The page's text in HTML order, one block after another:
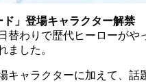
」登場キャラクター解禁
替わりで歴代ヒーローが
ました。
キャラクターに加えて、